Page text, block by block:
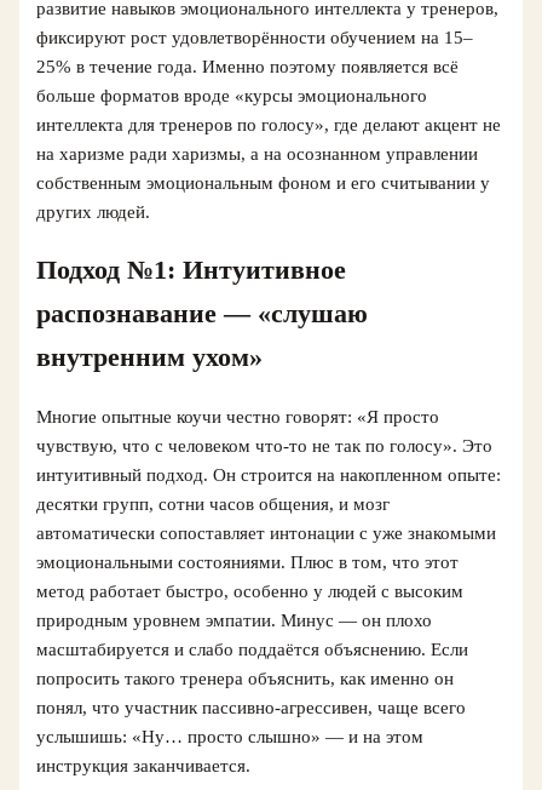
развитие навыков эмоционального интеллекта у тренеров,
фиксируют рост удовлетворённости обучением на 15–
25% в течение года. Именно поэтому появляется всё
больше форматов вроде «курсы эмоционального
интеллекта для тренеров по голосу», где делают акцент не
на харизме ради харизмы, а на осознанном управлении
собственным эмоциональным фоном и его считывании у
других людей.
Подход №1: Интуитивное
распознавание — «слушаю
внутренним ухом»
Многие опытные коучи честно говорят: «Я просто
чувствую, что с человеком что-то не так по голосу». Это
интуитивный подход. Он строится на накопленном опыте:
десятки групп, сотни часов общения, и мозг
автоматически сопоставляет интонации с уже знакомыми
эмоциональными состояниями. Плюс в том, что этот
метод работает быстро, особенно у людей с высоким
природным уровнем эмпатии. Минус — он плохо
масштабируется и слабо поддаётся объяснению. Если
попросить такого тренера объяснить, как именно он
понял, что участник пассивно-агрессивен, чаще всего
услышишь: «Ну… просто слышно» — и на этом
инструкция заканчивается.